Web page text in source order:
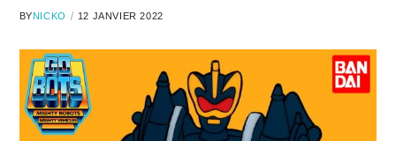
BYNICKO 12 JANVIER 2022